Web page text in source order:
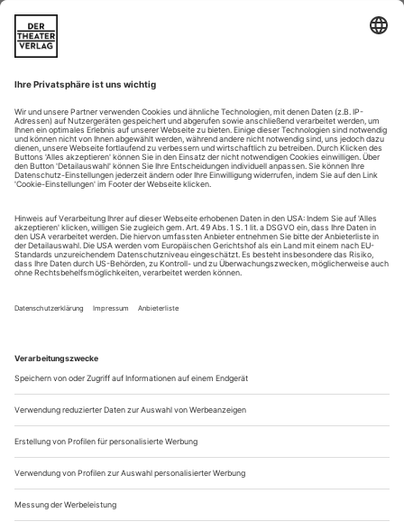
Straße*
Postleitzahl*
Ort*
Land*
Captcha*